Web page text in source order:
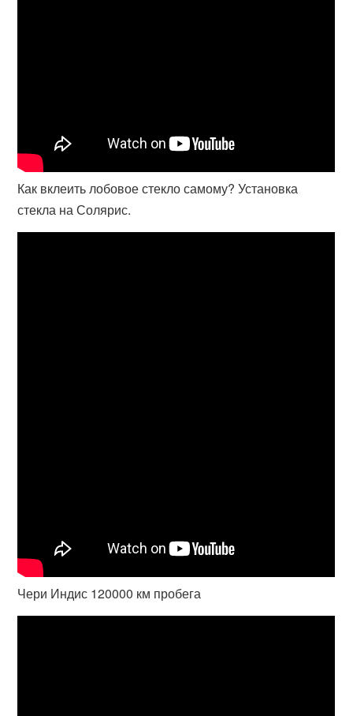
Как вклеить лобовое стекло самому? Установка
стекла на Солярис.
Чери Индис 120000 км пробега